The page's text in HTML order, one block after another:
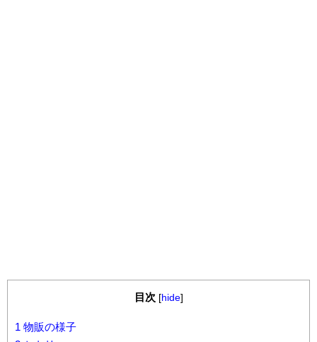
目次 [hide]
1 物販の様子